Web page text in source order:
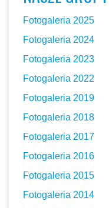
Fotogaleria 2025
Fotogaleria 2024
Fotogaleria 2023
Fotogaleria 2022
Fotogaleria 2019
Fotogaleria 2018
Fotogaleria 2017
Fotogaleria 2016
Fotogaleria 2015
Fotogaleria 2014